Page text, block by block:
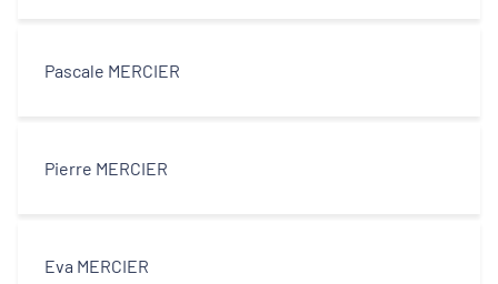
Pascale MERCIER
Pierre MERCIER
Eva MERCIER